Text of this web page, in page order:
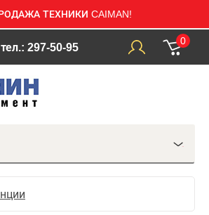
ТЕХНИКИ CAIMAN!
тел.: 297-50-95
0